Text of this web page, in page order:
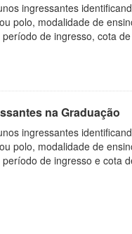
ingressantes
polo, modalidade de
de ingresso, cota
na Graduação
ingressantes
polo, modalidade de
de ingresso e cota